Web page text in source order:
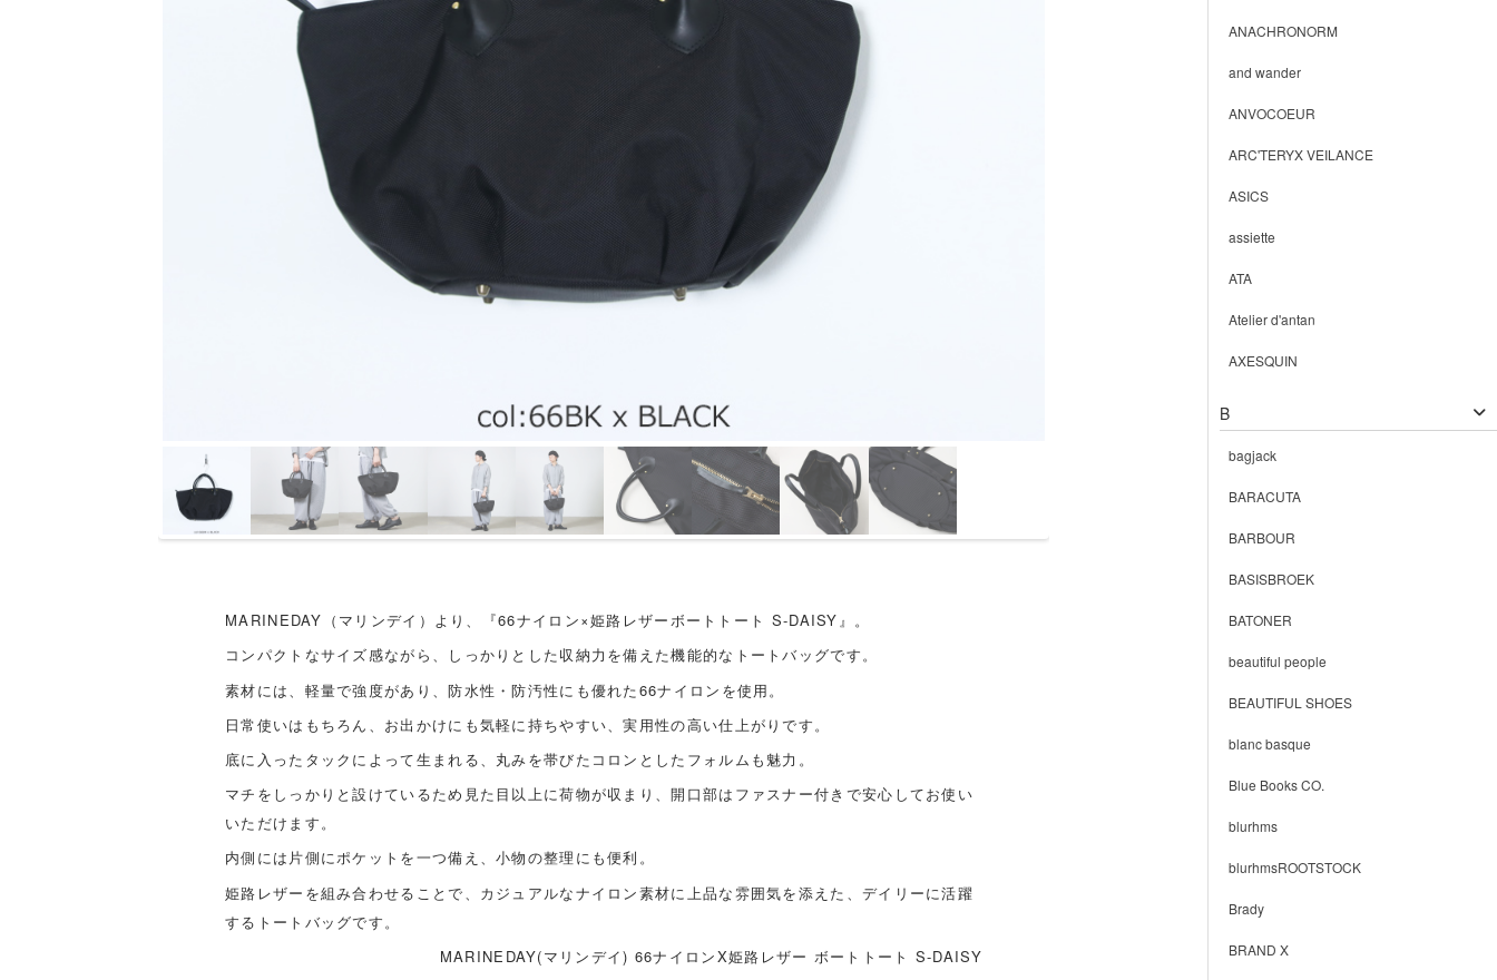
MARINEDAY（マリンデイ）より、『66ナイロン×姫路レザーボートトート S-DAISY』。
コンパクトなサイズ感ながら、しっかりとした収納力を備えた機能的なトートバッグです。
素材には、軽量で強度があり、防水性・防汚性にも優れた66ナイロンを使用。
日常使いはもちろん、お出かけにも気軽に持ちやすい、実用性の高い仕上がりです。
底に入ったタックによって生まれる、丸みを帯びたコロンとしたフォルムも魅力。
マチをしっかりと設けているため見た目以上に荷物が収まり、開口部はファスナー付きで安心してお使い
いただけます。
内側には片側にポケットを一つ備え、小物の整理にも便利。
姫路レザーを組み合わせることで、カジュアルなナイロン素材に上品な雰囲気を添えた、デイリーに活躍
するトートバッグです。
MARINEDAY(マリンデイ) 66ナイロンX姫路レザー ボートトート S-DAISY
ANACHRONORM
and wander
ANVOCOEUR
ARC'TERYX VEILANCE
ASICS
assiette
ATA
Atelier d'antan
AXESQUIN
B
bagjack
BARACUTA
BARBOUR
BASISBROEK
BATONER
beautiful people
BEAUTIFUL SHOES
blanc basque
Blue Books CO.
blurhms
blurhmsROOTSTOCK
Brady
BRAND X